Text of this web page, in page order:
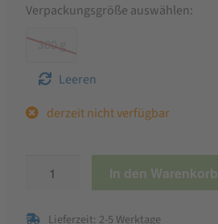
Verpackungsgröße auswählen:
300 g
Leeren
derzeit nicht verfügbar
GOLD
In den Warenkorb
Lieferzeit: 2-5 Werktage